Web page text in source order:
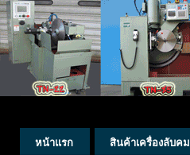
หน้าแรก สินค้าเครื่องลับคม